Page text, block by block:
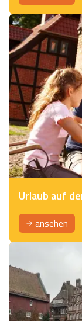
Urlaub auf
ansehen